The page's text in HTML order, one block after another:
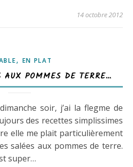
14 octobre 2012
, EN PLAT
AUX POMMES DE TERRE…
des recettes simplissimes
elle me plait particulièrement
salées aux pommes de terre.
super…